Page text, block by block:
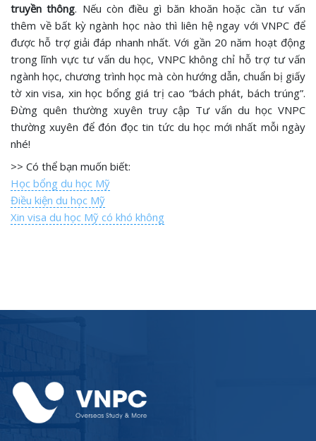
truyền thông. Nếu còn điều gì băn khoăn hoặc cần tư vấn
thêm về bất kỳ ngành học nào thì liên hệ ngay với VNPC để
được hỗ trợ giải đáp nhanh nhất. Với gần 20 năm hoạt động
trong lĩnh vực tư vấn du học, VNPC không chỉ hỗ trợ tư vấn
ngành học, chương trình học mà còn hướng dẫn, chuẩn bị giấy
tờ xin visa, xin học bổng giá trị cao “bách phát, bách trúng”.
Đừng quên thường xuyên truy cập Tư vấn du học VNPC
thường xuyên để đón đọc tin tức du học mới nhất mỗi ngày
nhé!
>> Có thể bạn muốn biết:
Học bổng du học Mỹ
Điều kiện du học Mỹ
Xin visa du học Mỹ có khó không